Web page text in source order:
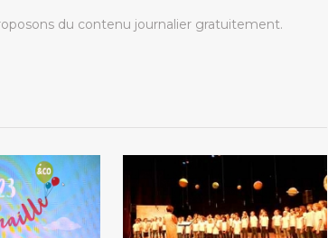
du contenu journalier gratuitement.